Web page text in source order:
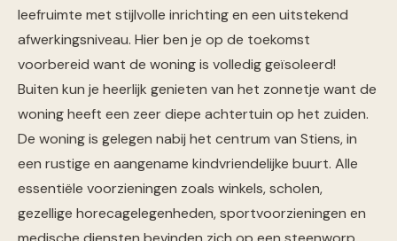
leefruimte met stijlvolle inrichting en een uitstekend
afwerkingsniveau. Hier ben je op de toekomst
voorbereid want de woning is volledig geïsoleerd!
Buiten kun je heerlijk genieten van het zonnetje want de
woning heeft een zeer diepe achtertuin op het zuiden.
De woning is gelegen nabij het centrum van Stiens, in
een rustige en aangename kindvriendelijke buurt. Alle
essentiële voorzieningen zoals winkels, scholen,
gezellige horecagelegenheden, sportvoorzieningen en